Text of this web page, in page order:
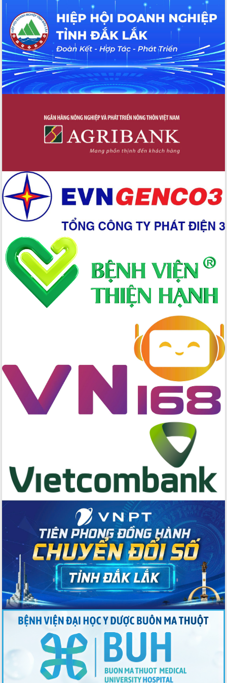
du khách thông qua Hệ thống cơ sở dữ
liệu và Bản đồ số
Tập huấn ứng dụng trí tuệ nhân tạo (AI)
trong thương mại điện tử năm 2026
Đoàn đại biểu Quốc hội tỉnh Đắk Lắk
trao đổi thông tin trước Kỳ họp thứ
nhất, Quốc hội khóa XVI
Quyết liệt cải cách hành chính, khơi
thông nguồn lực phát triển
tỉnh thông qua hiện đại hóa hành chính
Xã Ea Phê gắn cải cách hành chính với
chuyển đổi số
Phó Chủ tịch Thường trực UBND tỉnh
tâm Phục vụ hành chính công xã Ea
Xây dựng nền hành chính số đồng
hành cùng nông dân dân, doanh nghiệp
Giai đoạn 2026-2030, Đắk Lắk phấn
đấu có 77% xã đạt chuẩn nông thôn
mới
Chuyển đổi số 'mở đường' cho nông
nghiệp Đắk Lắk tăng trưởng bứt phá
Triển khai đồng bộ đo đạc, lập hồ sơ
địa chính, hoàn thiện cơ sở dữ liệu đất
Ứng dụng sinh trắc học - Bước tiến
Đắk Lắk đẩy mạnh nuôi biển công
nghệ, hướng tới phát triển thủy sản
bền vững
Tập huấn nâng cao năng lực triển khai
chuyển đổi số cho cán bộ, công chức
Đẩy mạnh cải cách hành chính, quyết
tâm đạt được mục tiêu tăng trưởng
hai con số trong năm 2026
Lương Văn Chánh năm 2026
Phó Bí thư Tỉnh ủy Đắk Lắk Đỗ Hữu
Huy giữ chức Bí thư Đảng ủy Ủy Ban
Nhân dân tỉnh
Bệnh án điện tử thúc đẩy chuyển đổi
số y tế tại Đắk Lắk
Chuyển đổi số thư viện: Mở rộng
không gian tri thức trong thời đại số
Đánh giá, rút kinh nghiệm công tác tổ
chức diễn tập trước ngày bầu cử
Chương trình “Gặp gỡ hữu nghị –
Friendship Meeting New Year 2026”
Bầu cử Quốc hội và HĐND: Cử tri Đắk
Lắk gửi gắm niềm tin, kỳ vọng vào lá
Đắk Lắk sẵn sàng các điều kiện cho